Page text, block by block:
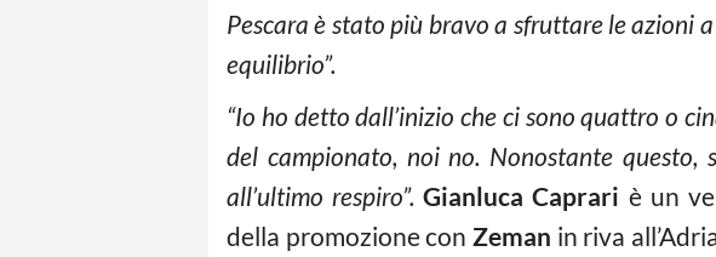
Pescara è stato più bravo a sfruttare le azioni
equilibrio”.
“Io ho detto dall’inizio che ci sono quattro o
del campionato, noi no. Nonostante questo,
all’ultimo respiro”.Gianluca Caprari è un
della promozione con Zeman in riva